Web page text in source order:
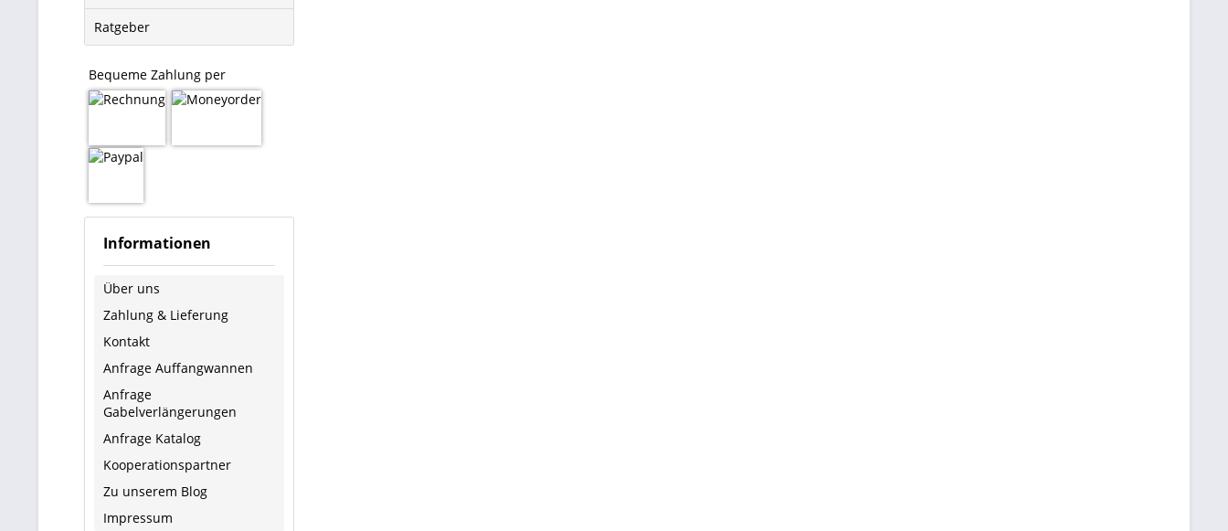
Ratgeber
Bequeme Zahlung per
Informationen
Über uns
Zahlung & Lieferung
Kontakt
Anfrage Auffangwannen
Anfrage
Gabelverlängerungen
Anfrage Katalog
Kooperationspartner
Zu unserem Blog
Impressum